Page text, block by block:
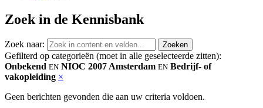
Zoek in de Kennisbank
Zoek naar:
Gefilterd op categorieën (moet in alle geselecteerde zitten):
Onbekend EN NIOC 2007 Amsterdam EN Bedrijf- of
vakopleiding ×
Geen berichten gevonden die aan uw criteria voldoen.